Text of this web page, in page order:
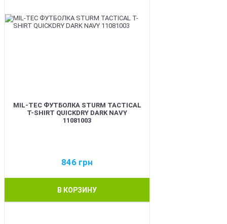
MIL-TEC ФУТБОЛКА STURM TACTICAL
T-SHIRT QUICKDRY DARK NAVY
11081003
846 грн
В КОРЗИНУ